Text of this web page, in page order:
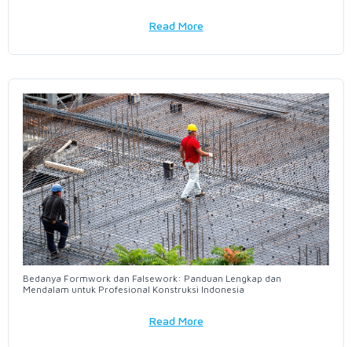
Read More
Bedanya Formwork dan Falsework: Panduan Lengkap dan
Mendalam untuk Profesional Konstruksi Indonesia
Read More